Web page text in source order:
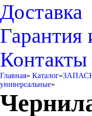
Доставка
Гарантия
Контакты
Главная» Каталог»
универсальные»